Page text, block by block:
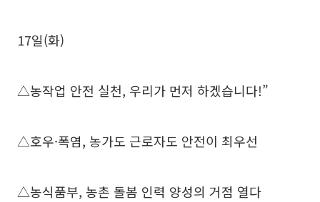
17일(화)
△농작업 안전 실천, 우리가 먼저 하겠습니다!”
△호우·폭염, 농가도 근로자도 안전이 최우선
△농식품부, 농촌 돌봄 인력 양성의 거점 열다